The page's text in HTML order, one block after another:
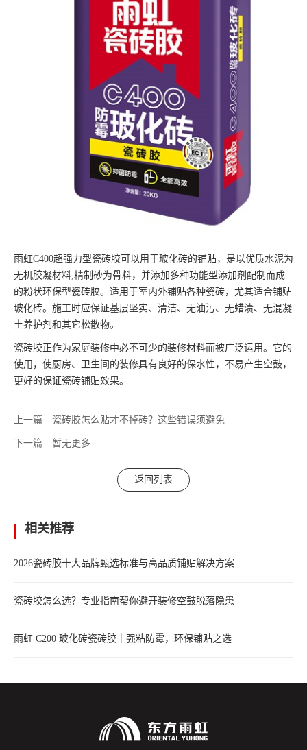
雨虹C400超强力型瓷砖胶可以用于玻化砖的铺贴，是以优质水泥为
无机胶凝材料,精制砂为骨料，并添加多种功能型添加剂配制而成
的粉状环保型瓷砖胶。适用于室内外铺贴各种瓷砖，尤其适合铺贴
玻化砖。施工时应保证基层坚实、清洁、无油污、无蜡渍、无混凝
土养护剂和其它松散物。
瓷砖胶正作为家庭装修中必不可少的装修材料而被广泛运用。它的
使用，使厨房、卫生间的装修具有良好的保水性，不易产生空鼓，
更好的保证瓷砖铺贴效果。
上一篇 瓷砖胶怎么贴才不掉砖？这些错误须避免
下一篇 暂无更多
返回列表
相关推荐
2026瓷砖胶十大品牌甄选标准与高品质铺贴解决方案
瓷砖胶怎么选？专业指南帮你避开装修空鼓脱落隐患
雨虹 C200 玻化砖瓷砖胶｜强粘防霉，环保铺贴之选